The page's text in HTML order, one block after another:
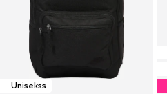
Unisekss